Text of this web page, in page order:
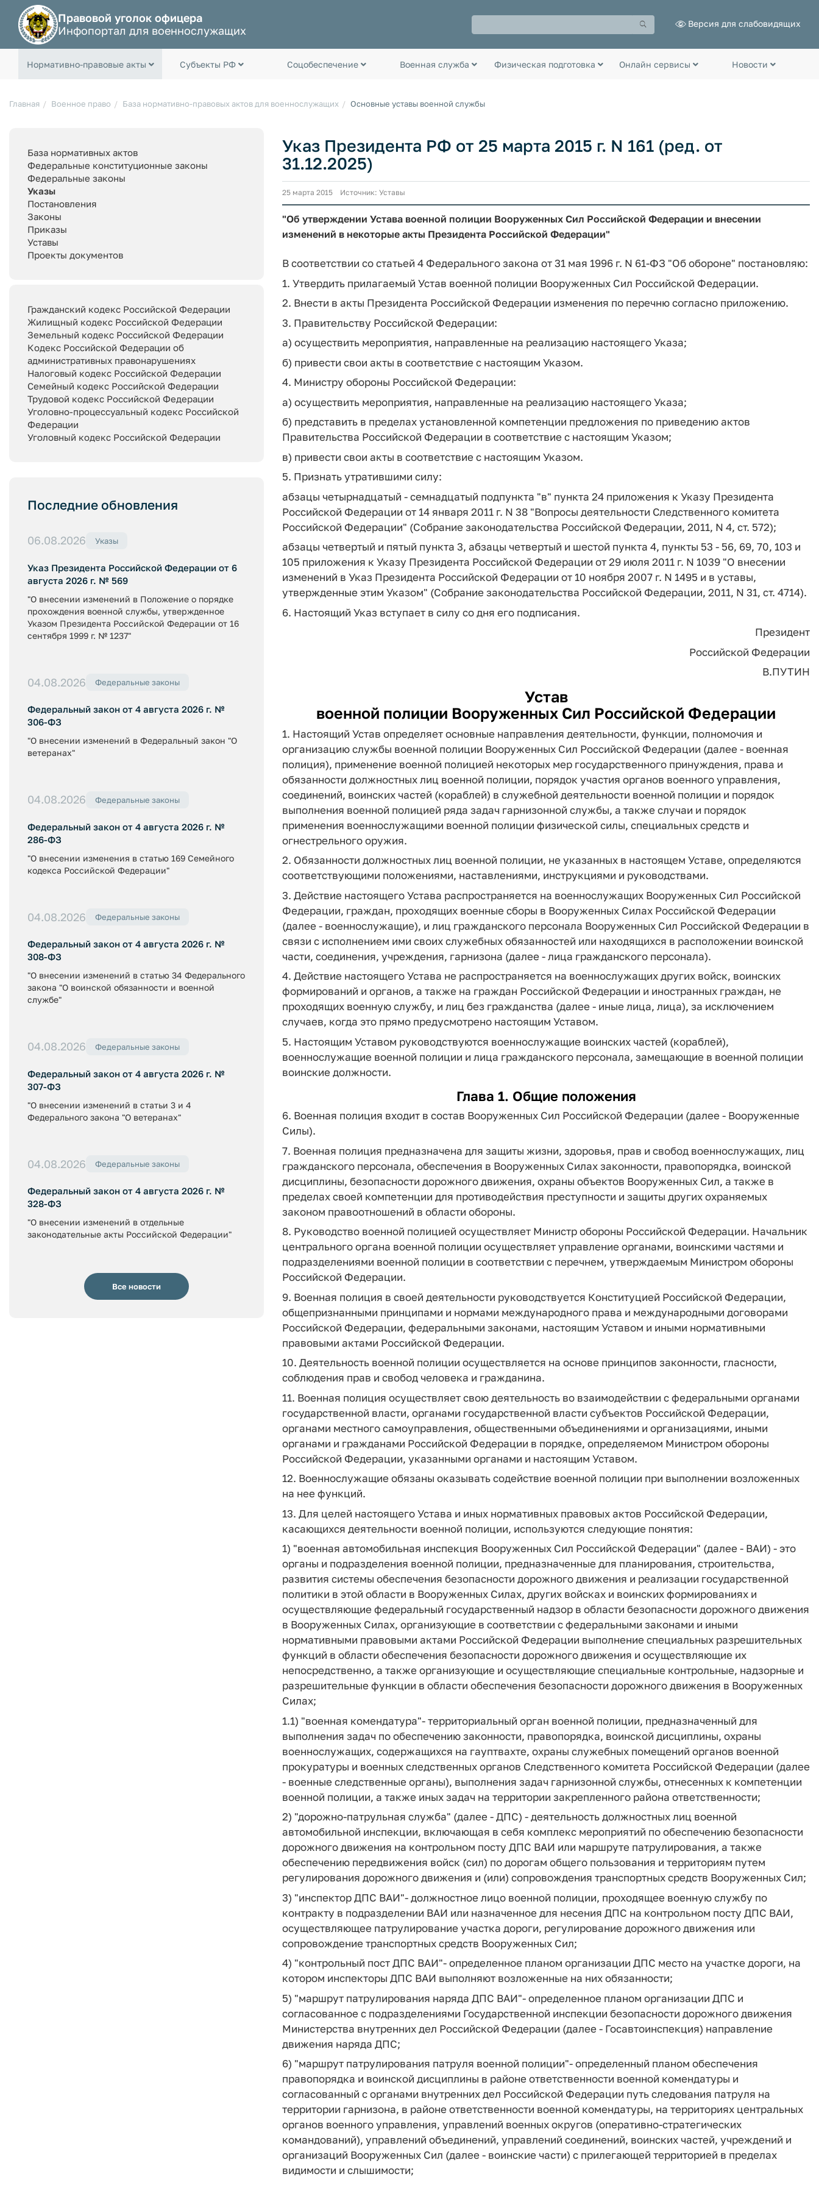
Правовой уголок офицера
Инфопортал для военнослужащих
Версия для слабовидящих
Нормативно-правовые акты Субъекты РФ Соцобеспечение Военная служба Физическая подготовка Онлайн сервисы Новости
Главная Военное право База нормативно-правовых актов для военнослужащих Основные уставы военной службы
База нормативных актов
Федеральные конституционные законы
Федеральные законы
Указы
Постановления
Законы
Приказы
Уставы
Проекты документов
Гражданский кодекс Российской Федерации
Жилищный кодекс Российской Федерации
Земельный кодекс Российской Федерации
Кодекс Российской Федерации об
административных правонарушениях
Налоговый кодекс Российской Федерации
Семейный кодекс Российской Федерации
Трудовой кодекс Российской Федерации
Уголовно-процессуальный кодекс Российской
Федерации
Уголовный кодекс Российской Федерации
Последние обновления
06.08.2026 Указы
Указ Президента Российской Федерации от 6
августа 2026 г. № 569
"О внесении изменений в Положение о порядке
прохождения военной службы, утвержденное
Указом Президента Российской Федерации от 16
сентября 1999 г. № 1237"
04.08.2026 Федеральные законы
Федеральный закон от 4 августа 2026 г. №
306-ФЗ
"О внесении изменений в Федеральный закон "О
ветеранах"
04.08.2026 Федеральные законы
Федеральный закон от 4 августа 2026 г. №
286-ФЗ
"О внесении изменения в статью 169 Семейного
кодекса Российской Федерации"
04.08.2026 Федеральные законы
Федеральный закон от 4 августа 2026 г. №
308-ФЗ
"О внесении изменений в статью 34 Федерального
закона "О воинской обязанности и военной
службе"
04.08.2026 Федеральные законы
Федеральный закон от 4 августа 2026 г. №
307-ФЗ
"О внесении изменений в статьи 3 и 4
Федерального закона "О ветеранах"
04.08.2026 Федеральные законы
Федеральный закон от 4 августа 2026 г. №
328-ФЗ
"О внесении изменений в отдельные
законодательные акты Российской Федерации"
Все новости
Указ Президента РФ от 25 марта 2015 г. N 161 (ред. от
31.12.2025)
25 марта 2015 Источник: Уставы
"Об утверждении Устава военной полиции Вооруженных Сил Российской Федерации и внесении
изменений в некоторые акты Президента Российской Федерации"
В соответствии со статьей 4 Федерального закона от 31 мая 1996 г. N 61-ФЗ "Об обороне" постановляю:
1. Утвердить прилагаемый Устав военной полиции Вооруженных Сил Российской Федерации.
2. Внести в акты Президента Российской Федерации изменения по перечню согласно приложению.
3. Правительству Российской Федерации:
а) осуществить мероприятия, направленные на реализацию настоящего Указа;
б) привести свои акты в соответствие с настоящим Указом.
4. Министру обороны Российской Федерации:
а) осуществить мероприятия, направленные на реализацию настоящего Указа;
б) представить в пределах установленной компетенции предложения по приведению актов
Правительства Российской Федерации в соответствие с настоящим Указом;
в) привести свои акты в соответствие с настоящим Указом.
5. Признать утратившими силу:
абзацы четырнадцатый - семнадцатый подпункта "в" пункта 24 приложения к Указу Президента
Российской Федерации от 14 января 2011 г. N 38 "Вопросы деятельности Следственного комитета
Российской Федерации" (Собрание законодательства Российской Федерации, 2011, N 4, ст. 572);
абзацы четвертый и пятый пункта 3, абзацы четвертый и шестой пункта 4, пункты 53 - 56, 69, 70, 103 и
105 приложения к Указу Президента Российской Федерации от 29 июля 2011 г. N 1039 "О внесении
изменений в Указ Президента Российской Федерации от 10 ноября 2007 г. N 1495 и в уставы,
утвержденные этим Указом" (Собрание законодательства Российской Федерации, 2011, N 31, ст. 4714).
6. Настоящий Указ вступает в силу со дня его подписания.
Президент
Российской Федерации
В.ПУТИН
Устав
военной полиции Вооруженных Сил Российской Федерации
1. Настоящий Устав определяет основные направления деятельности, функции, полномочия и
организацию службы военной полиции Вооруженных Сил Российской Федерации (далее - военная
полиция), применение военной полицией некоторых мер государственного принуждения, права и
обязанности должностных лиц военной полиции, порядок участия органов военного управления,
соединений, воинских частей (кораблей) в служебной деятельности военной полиции и порядок
выполнения военной полицией ряда задач гарнизонной службы, а также случаи и порядок
применения военнослужащими военной полиции физической силы, специальных средств и
огнестрельного оружия.
2. Обязанности должностных лиц военной полиции, не указанных в настоящем Уставе, определяются
соответствующими положениями, наставлениями, инструкциями и руководствами.
3. Действие настоящего Устава распространяется на военнослужащих Вооруженных Сил Российской
Федерации, граждан, проходящих военные сборы в Вооруженных Силах Российской Федерации
(далее - военнослужащие), и лиц гражданского персонала Вооруженных Сил Российской Федерации в
связи с исполнением ими своих служебных обязанностей или находящихся в расположении воинской
части, соединения, учреждения, гарнизона (далее - лица гражданского персонала).
4. Действие настоящего Устава не распространяется на военнослужащих других войск, воинских
формирований и органов, а также на граждан Российской Федерации и иностранных граждан, не
проходящих военную службу, и лиц без гражданства (далее - иные лица, лица), за исключением
случаев, когда это прямо предусмотрено настоящим Уставом.
5. Настоящим Уставом руководствуются военнослужащие воинских частей (кораблей),
военнослужащие военной полиции и лица гражданского персонала, замещающие в военной полиции
воинские должности.
Глава 1. Общие положения
6. Военная полиция входит в состав Вооруженных Сил Российской Федерации (далее - Вооруженные
Силы).
7. Военная полиция предназначена для защиты жизни, здоровья, прав и свобод военнослужащих, лиц
гражданского персонала, обеспечения в Вооруженных Силах законности, правопорядка, воинской
дисциплины, безопасности дорожного движения, охраны объектов Вооруженных Сил, а также в
пределах своей компетенции для противодействия преступности и защиты других охраняемых
законом правоотношений в области обороны.
8. Руководство военной полицией осуществляет Министр обороны Российской Федерации. Начальник
центрального органа военной полиции осуществляет управление органами, воинскими частями и
подразделениями военной полиции в соответствии с перечнем, утверждаемым Министром обороны
Российской Федерации.
9. Военная полиция в своей деятельности руководствуется Конституцией Российской Федерации,
общепризнанными принципами и нормами международного права и международными договорами
Российской Федерации, федеральными законами, настоящим Уставом и иными нормативными
правовыми актами Российской Федерации.
10. Деятельность военной полиции осуществляется на основе принципов законности, гласности,
соблюдения прав и свобод человека и гражданина.
11. Военная полиция осуществляет свою деятельность во взаимодействии с федеральными органами
государственной власти, органами государственной власти субъектов Российской Федерации,
органами местного самоуправления, общественными объединениями и организациями, иными
органами и гражданами Российской Федерации в порядке, определяемом Министром обороны
Российской Федерации, указанными органами и настоящим Уставом.
12. Военнослужащие обязаны оказывать содействие военной полиции при выполнении возложенных
на нее функций.
13. Для целей настоящего Устава и иных нормативных правовых актов Российской Федерации,
касающихся деятельности военной полиции, используются следующие понятия:
1) "военная автомобильная инспекция Вооруженных Сил Российской Федерации" (далее - ВАИ) - это
органы и подразделения военной полиции, предназначенные для планирования, строительства,
развития системы обеспечения безопасности дорожного движения и реализации государственной
политики в этой области в Вооруженных Силах, других войсках и воинских формированиях и
осуществляющие федеральный государственный надзор в области безопасности дорожного движения
в Вооруженных Силах, организующие в соответствии с федеральными законами и иными
нормативными правовыми актами Российской Федерации выполнение специальных разрешительных
функций в области обеспечения безопасности дорожного движения и осуществляющие их
непосредственно, а также организующие и осуществляющие специальные контрольные, надзорные и
разрешительные функции в области обеспечения безопасности дорожного движения в Вооруженных
Силах;
1.1) "военная комендатура"- территориальный орган военной полиции, предназначенный для
выполнения задач по обеспечению законности, правопорядка, воинской дисциплины, охраны
военнослужащих, содержащихся на гауптвахте, охраны служебных помещений органов военной
прокуратуры и военных следственных органов Следственного комитета Российской Федерации (далее
- военные следственные органы), выполнения задач гарнизонной службы, отнесенных к компетенции
военной полиции, а также иных задач на территории закрепленного района ответственности;
2) "дорожно-патрульная служба" (далее - ДПС) - деятельность должностных лиц военной
автомобильной инспекции, включающая в себя комплекс мероприятий по обеспечению безопасности
дорожного движения на контрольном посту ДПС ВАИ или маршруте патрулирования, а также
обеспечению передвижения войск (сил) по дорогам общего пользования и территориям путем
регулирования дорожного движения и (или) сопровождения транспортных средств Вооруженных Сил;
3) "инспектор ДПС ВАИ"- должностное лицо военной полиции, проходящее военную службу по
контракту в подразделении ВАИ или назначенное для несения ДПС на контрольном посту ДПС ВАИ,
осуществляющее патрулирование участка дороги, регулирование дорожного движения или
сопровождение транспортных средств Вооруженных Сил;
4) "контрольный пост ДПС ВАИ"- определенное планом организации ДПС место на участке дороги, на
котором инспекторы ДПС ВАИ выполняют возложенные на них обязанности;
5) "маршрут патрулирования наряда ДПС ВАИ"- определенное планом организации ДПС и
согласованное с подразделениями Государственной инспекции безопасности дорожного движения
Министерства внутренних дел Российской Федерации (далее - Госавтоинспекция) направление
движения наряда ДПС;
6) "маршрут патрулирования патруля военной полиции"- определенный планом обеспечения
правопорядка и воинской дисциплины в районе ответственности военной комендатуры и
согласованный с органами внутренних дел Российской Федерации путь следования патруля на
территории гарнизона, в районе ответственности военной комендатуры, на территориях центральных
органов военного управления, управлений военных округов (оперативно-стратегических
командований), управлений объединений, управлений соединений, воинских частей, учреждений и
организаций Вооруженных Сил (далее - воинские части) с прилегающей территорией в пределах
видимости и слышимости;